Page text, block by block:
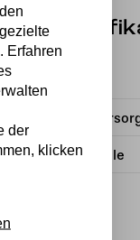
Lichtquelle
Erfahren
der
klicken